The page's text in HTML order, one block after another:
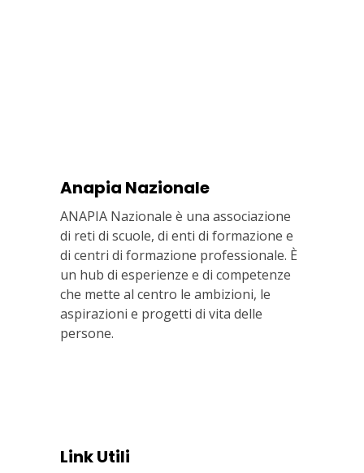
Anapia Nazionale
ANAPIA Nazionale è una associazione
di reti di scuole, di enti di formazione e
di centri di formazione professionale. È
un hub di esperienze e di competenze
che mette al centro le ambizioni, le
aspirazioni e progetti di vita delle
persone.
Link Utili